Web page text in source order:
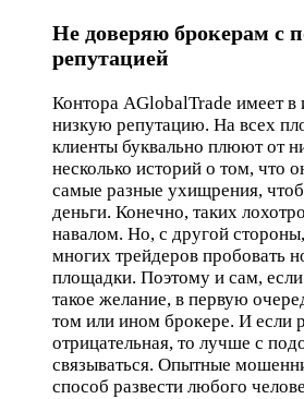
Не доверяю брокерам с
репутацией
Контора AGlobalTrade имеет в
низкую репутацию. На всех
клиенты буквально плюют от
несколько историй о том, что
самые разные ухищрения,
деньги. Конечно, таких
навалом. Но, с другой
многих трейдеров пробовать
площадки. Поэтому и сам,
такое желание, в первую
том или ином брокере. И если
отрицательная, то лучше с
связываться. Опытные
способ развести любого